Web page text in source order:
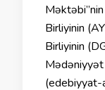
Məktəbi”nin
Birliyinin
Birliyinin
Mədəniyyət
(edebiyyat-